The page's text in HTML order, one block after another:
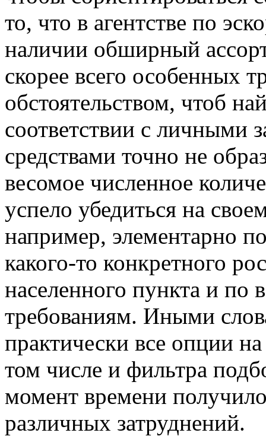
то, что в агентстве по
наличии обширный
скорее всего особенных
обстоятельством, чтоб
соответствии с личными
средствами точно не
весомое численное
успело убедиться на
например, элементарно
какого-то конкретного
населенного пункта и по
требованиям. Иными
практически все опции на
том числе и фильтра
момент времени
различных затруднений.